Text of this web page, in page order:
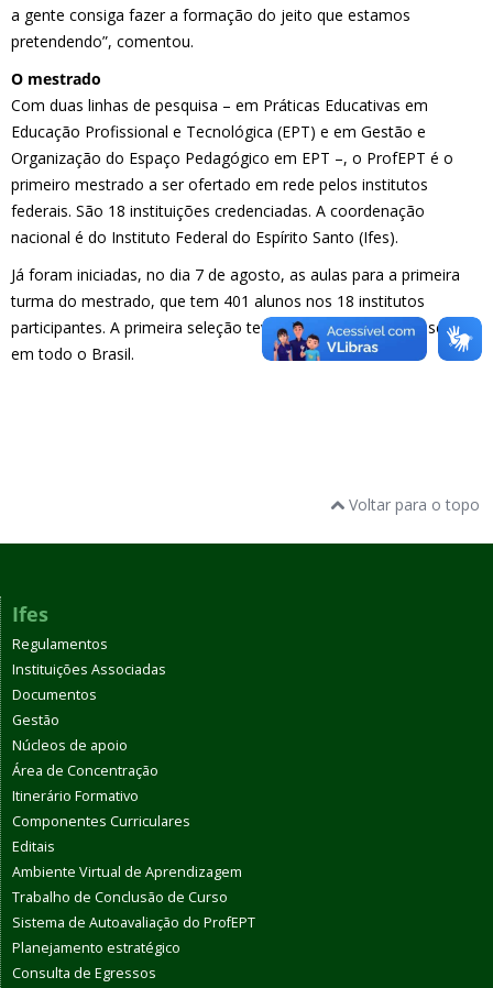
a gente consiga fazer a formação do jeito que estamos
pretendendo”, comentou.
O mestrado
Com duas linhas de pesquisa – em Práticas Educativas em
Educação Profissional e Tecnológica (EPT) e em Gestão e
Organização do Espaço Pedagógico em EPT –, o ProfEPT é o
primeiro mestrado a ser ofertado em rede pelos institutos
federais. São 18 instituições credenciadas. A coordenação
nacional é do Instituto Federal do Espírito Santo (Ifes).
Já foram iniciadas, no dia 7 de agosto, as aulas para a primeira
turma do mestrado, que tem 401 alunos nos 18 institutos
participantes. A primeira seleção teve 18.865 candidatos inscritos
em todo o Brasil.
Voltar para o topo
Ifes
Regulamentos
Instituições Associadas
Documentos
Gestão
Núcleos de apoio
Área de Concentração
Itinerário Formativo
Componentes Curriculares
Editais
Ambiente Virtual de Aprendizagem
Trabalho de Conclusão de Curso
Sistema de Autoavaliação do ProfEPT
Planejamento estratégico
Consulta de Egressos